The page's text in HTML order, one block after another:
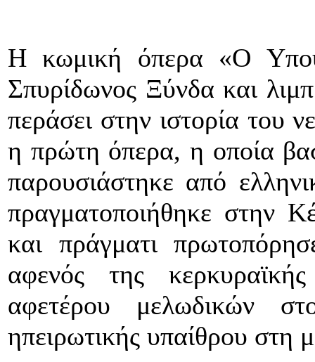
Η κωμική όπερα «Ο
Σπυρίδωνος Ξύνδα και
περάσει στην ιστορία του
η πρώτη όπερα, η οποία
παρουσιάστηκε από
πραγματοποιήθηκε στην
και πράγματι
αφενός της
αφετέρου μελωδικών
ηπειρωτικής υπαίθρου στη